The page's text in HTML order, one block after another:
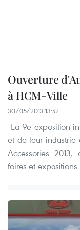
Ouverture
à HCM-Ville
30/05/2013 13:52
La 9e exposition
et de leur industrie
Accessories
foires et